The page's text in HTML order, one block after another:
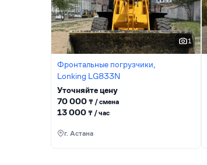
1
Фронтальные погрузчики,
Lonking LG833N
Уточняйте цену
70 000 ₸ / сменa
13 000 ₸ / час
г. Астана